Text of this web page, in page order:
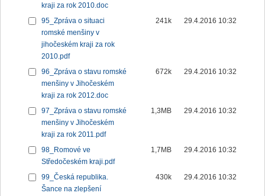
kraji za rok 2010.doc
95_Zpráva o situaci
romské menšiny v
jihočeském kraji za rok
2010.pdf
241k 29.4.2016 10:32
96_Zpráva o stavu romské
menšiny v Jihočeském
kraji za rok 2012.doc
672k 29.4.2016 10:32
97_Zpráva o stavu romské
menšiny v Jihočeském
kraji za rok 2011.pdf
1,3MB 29.4.2016 10:32
98_Romové ve
Středočeském kraji.pdf
1,7MB 29.4.2016 10:32
99_Česká republika.
Šance na zlepšení
430k 29.4.2016 10:32